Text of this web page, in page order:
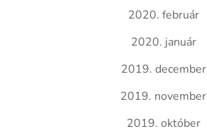
2020. február
2020. január
2019. december
2019. november
2019. október